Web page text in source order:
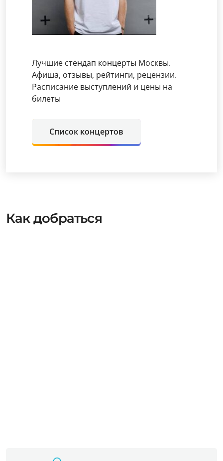
Лучшие стендап концерты Москвы.
Афиша, отзывы, рейтинги, рецензии.
Расписание выступлений и цены на
билеты
Список концертов
Как добраться